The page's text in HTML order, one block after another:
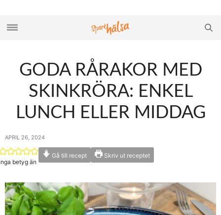
GODA RÅRAKOR MED
SKINKRÖRA: ENKEL
LUNCH ELLER MIDDAG
APRIL 26, 2024
betyg än
Gå till recept Skriv ut receptet